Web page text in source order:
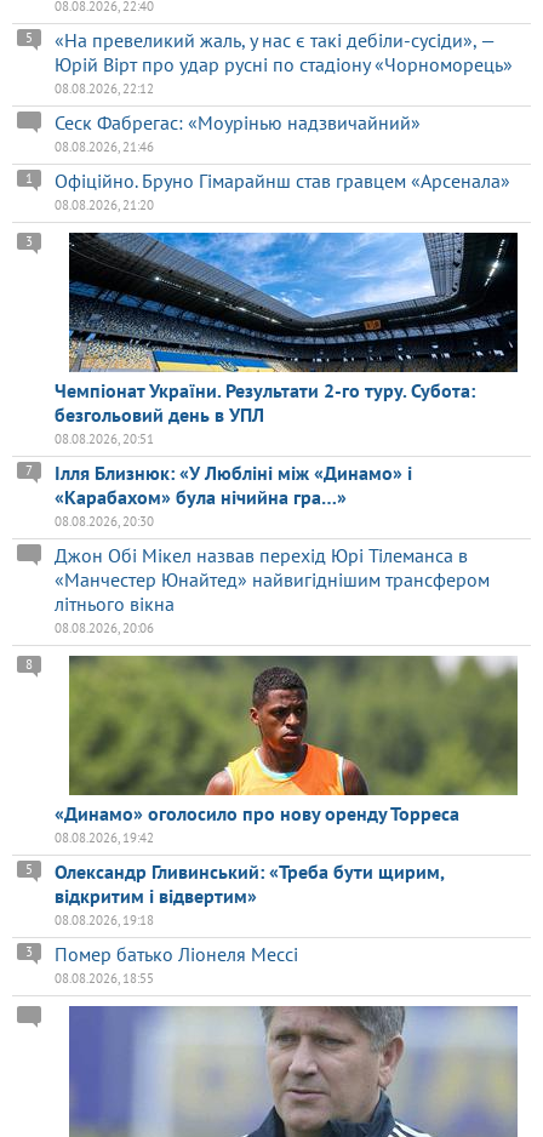
08.08.2026, 22:40
«На превеликий жаль, у нас є такі дебіли-сусіди», —
Юрій Вірт про удар русні по стадіону «Чорноморець»
5
08.08.2026, 22:12
Сеск Фабрегас: «Моурінью надзвичайний»
08.08.2026, 21:46
Офіційно. Бруно Гімарайнш став гравцем «Арсенала»
1
08.08.2026, 21:20
Чемпіонат України. Результати 2-го туру. Субота:
безгольовий день в УПЛ
3
08.08.2026, 20:51
Ілля Близнюк: «У Любліні між «Динамо» і
«Карабахом» була нічийна гра…»
7
08.08.2026, 20:30
Джон Обі Мікел назвав перехід Юрі Тілеманса в
«Манчестер Юнайтед» найвигіднішим трансфером
літнього вікна
08.08.2026, 20:06
«Динамо» оголосило про нову оренду Торреса
8
08.08.2026, 19:42
Олександр Гливинський: «Треба бути щирим,
відкритим і відвертим»
5
08.08.2026, 19:18
Помер батько Ліонеля Мессі
3
08.08.2026, 18:55